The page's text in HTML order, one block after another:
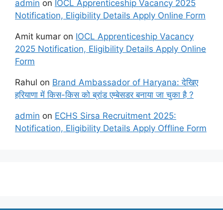
admin on IOCL Apprenticeship Vacancy 2025
Notification, Eligibility Details Apply Online Form
Amit kumar on IOCL Apprenticeship Vacancy
2025 Notification, Eligibility Details Apply Online
Form
Rahul on Brand Ambassador of Haryana: देखिए
हरियाणा में किस-किस को ब्रांड एम्बेसडर बनाया जा चुका है ?
admin on ECHS Sirsa Recruitment 2025:
Notification, Eligibility Details Apply Offline Form